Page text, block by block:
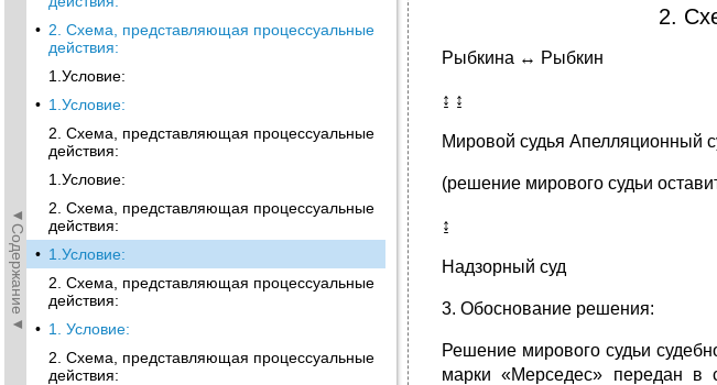
◄Содержание◄
• 2. Схема, представляющая процессуальные
действия:
1.Условие:
• 1.Условие:
2. Схема, представляющая процессуальные
действия:
1.Условие:
2. Схема, представляющая процессуальные
действия:
• 1.Условие:
2. Схема, представляющая процессуальные
действия:
• 1. Условие:
2. Схема, представляющая процессуальные
действия:
2.
Рыбкина ↔ Рыбкин
↨ ↨
Мировой судья Апелляционный
(решение мирового судьи
↨
Надзорный суд
3. Обоснование решения:
Решение мирового судьи
марки «Мерседес» передан в